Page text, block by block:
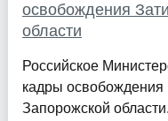
освобождения
области
Российское
кадры освобождения
Запорожской